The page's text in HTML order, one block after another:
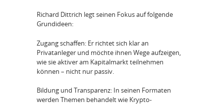
Richard Dittrich legt seinen Fokus auf folgende
Grundideen:
Zugang schaffen: Er richtet sich klar an
Privatanleger und möchte ihnen Wege aufzeigen,
wie sie aktiver am Kapitalmarkt teilnehmen
können – nicht nur passiv.
Bildung und Transparenz: In seinen Formaten
werden Themen behandelt wie Krypto-